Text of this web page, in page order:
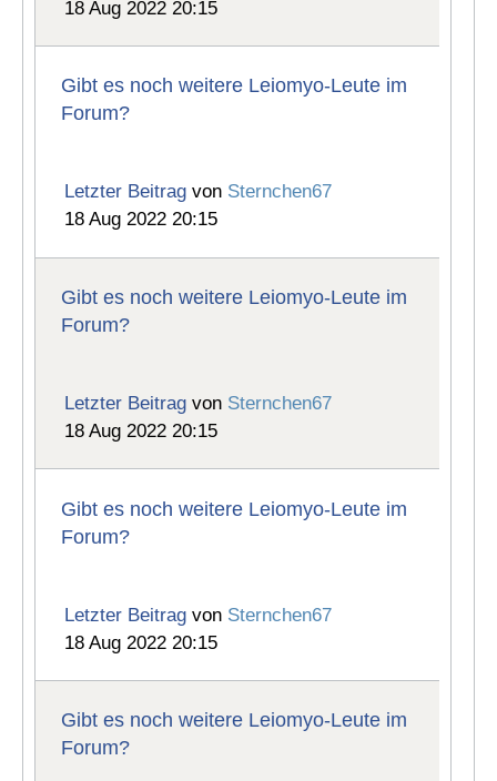
18 Aug 2022 20:15
Gibt es noch weitere Leiomyo-Leute im
Forum?
Letzter Beitrag von Sternchen67
18 Aug 2022 20:15
Gibt es noch weitere Leiomyo-Leute im
Forum?
Letzter Beitrag von Sternchen67
18 Aug 2022 20:15
Gibt es noch weitere Leiomyo-Leute im
Forum?
Letzter Beitrag von Sternchen67
18 Aug 2022 20:15
Gibt es noch weitere Leiomyo-Leute im
Forum?